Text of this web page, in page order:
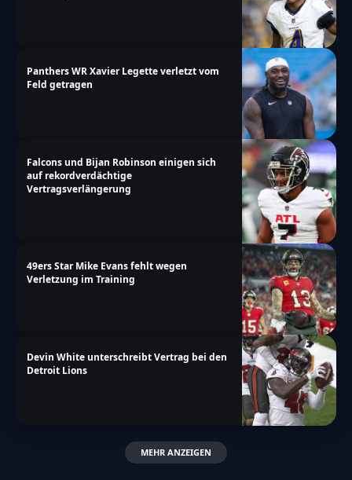
Panthers WR Xavier Legette verletzt vom
Feld getragen
Falcons und Bijan Robinson einigen sich
auf rekordverdächtige
Vertragsverlängerung
49ers Star Mike Evans fehlt wegen
Verletzung im Training
Devin White unterschreibt Vertrag bei den
Detroit Lions
MEHR ANZEIGEN